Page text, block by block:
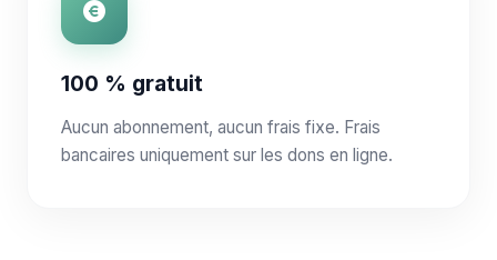
100 % gratuit
Aucun abonnement, aucun frais fixe. Frais
bancaires uniquement sur les dons en ligne.